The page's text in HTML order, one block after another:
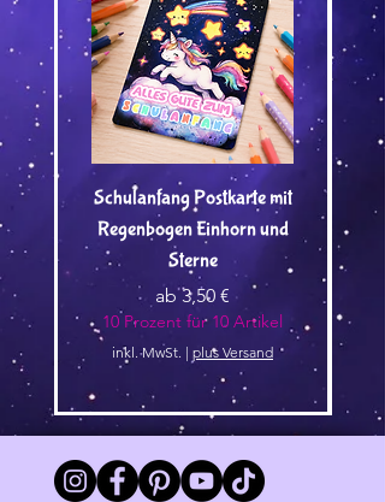
Schulanfang Postkarte mit
Regenbogen Einhorn und
Sterne
ab3,50 €
Sale-Preis
10 Prozent für 10 Artikel
inkl. MwSt. | plus Versand